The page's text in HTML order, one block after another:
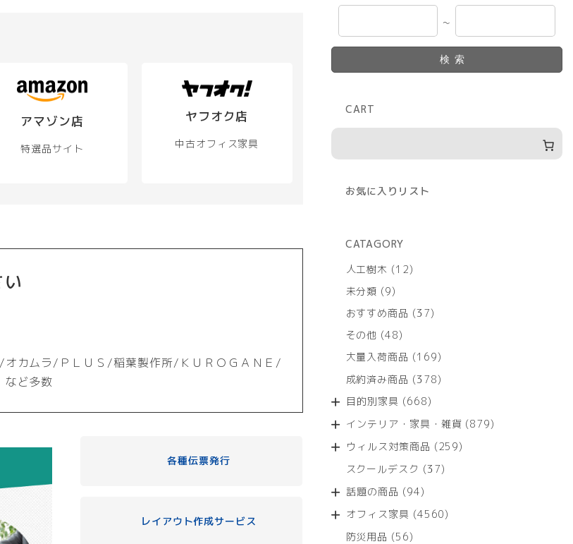
アマゾン店
特選品サイト
ヤフオク店
中古オフィス家具
カムラ/ＰＬＵＳ/稲葉製作所/ＫＵＲＯＧＡＮＥ/
ど多数
各種伝票発行
レイアウト作成サービス
～
検索
CART
お気に入りリスト
CATAGORY
人工樹木
1212
商
未分類 99
の
商
おすすめ商品 3737
商
その他 4848
の
商
大量入荷商品 169169
の
成約済み商品 378378
商
目的別家具 668668
の
商
インテリア・家具・雑貨 879879
ウィルス対策商品 259259
スクールデスク 3737
商
話題の商品 9494
の
オフィス家具 45604560
防災用品 5656